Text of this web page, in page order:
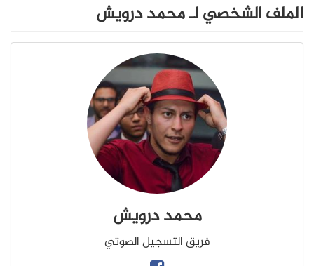
الملف الشخصي لـ محمد درويش
محمد درويش
فريق التسجيل الصوتي